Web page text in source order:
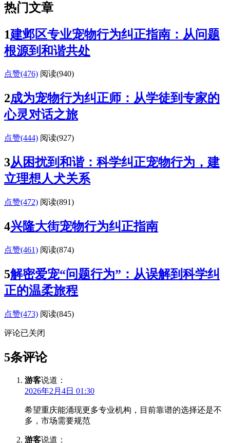
热门文章
1建邺区专业宠物行为纠正指南：从问题
根源到和谐共处
点赞(476) 阅读(940)
2成为宠物行为纠正师：从学徒到专家的
心灵对话之旅
点赞(444) 阅读(927)
3从困扰到和谐：科学纠正宠物行为，建
立理想人犬关系
点赞(472) 阅读(891)
4兴隆大街宠物行为纠正指南
点赞(461) 阅读(874)
5解密爱宠“问题行为”：从误解到科学纠
正的温柔旅程
点赞(473) 阅读(845)
评论已关闭
5条评论
游客说道：
2026年2月4日 01:30
希望重庆能涌现更多专业机构，目前靠谱的选择还是不
多，市场需要规范
游客说道：